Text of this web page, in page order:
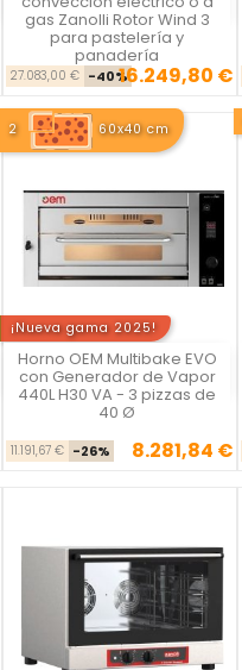
gas Zanolli Rotor Wind 3
para pastelería y
panadería
Precio base
27.083,00 € -40% Precio
16.249,80 €
2 60x40 cm
¡Nueva gama 2025!
Horno OEM Multibake EVO
con Generador de Vapor
440L H30 VA - 3 pizzas de
40 Ø
Precio base
11.191,67 € -26% Precio
8.281,84 €

Vista rápida